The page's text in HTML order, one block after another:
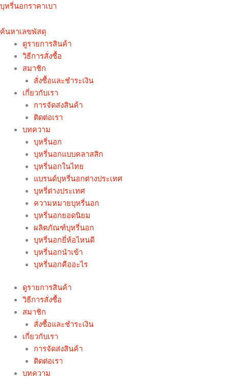
Skip
content
บุหรี่นอกราคาเบา
ค้นหาเลขพัสดุ
ดูรายการสินค้า
วิธีการสั่งซื้อ
สมาชิก
สั่งซื้อและชำระเงิน
เกี่ยวกับเรา
การจัดส่งสินค้า
ติดต่อเรา
บทความ
บุหรี่นอก
บุหรี่นอกแบบคลาสสิก
บุหรี่นอกในไทย
แบรนด์บุหรี่นอกต่างประเทศ
บุหรี่ต่างประเทศ
ความหมายบุหรี่นอก
บุหรี่นอกยอดนิยม
ผลิตภัณฑ์บุหรี่นอก
บุหรี่นอกยี่ห้อไหนดี
บุหรี่นอกนำเข้า
บุหรี่นอกคืออะไร
ดูรายการสินค้า
วิธีการสั่งซื้อ
สมาชิก
สั่งซื้อและชำระเงิน
เกี่ยวกับเรา
การจัดส่งสินค้า
ติดต่อเรา
บทความ